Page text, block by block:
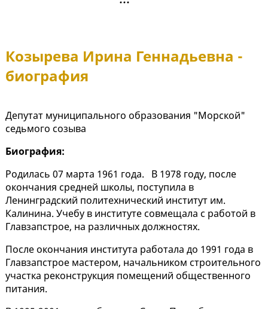
Козырева Ирина Геннадьевна -
биография
Депутат муниципального образования "Морской"
седьмого созыва
Биография:
Родилась 07 марта 1961 года. В 1978 году, после
окончания средней школы, поступила в
Ленинградский политехнический институт им.
Калинина. Учебу в институте совмещала с работой в
Главзапстрое, на различных должностях.
После окончания института работала до 1991 года в
Главзапстрое мастером, начальником строительного
участка реконструкция помещений общественного
питания.